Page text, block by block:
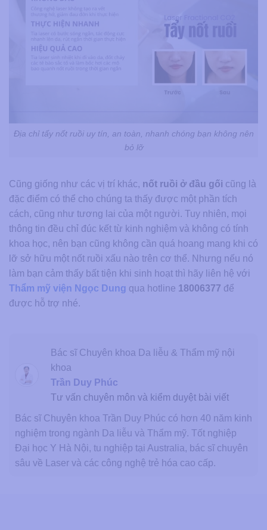
Địa chỉ tẩy nốt ruồi uy tín, an toàn, nhanh chóng bạn không nên
bỏ lỡ
Cũng giống như các vị trí khác, nốt ruồi ở đầu gối cũng là
đặc điểm có thể cho chúng ta thấy được một phần tích
cách, cũng như tương lai của một người. Tuy nhiên, mọi
thông tin đều chỉ đúc kết từ kinh nghiệm và không có tính
khoa học, nên bạn cũng không cần quá hoang mang khi có
lỡ sở hữu một nốt ruồi xấu nào trên cơ thể. Nhưng nếu nó
làm bạn cảm thấy bất tiện khi sinh hoạt thì hãy liên hệ với
Thẩm mỹ viện Ngọc Dung qua hotline 18006377 để
được hỗ trợ nhé.
Bác sĩ Chuyên khoa Da liễu & Thẩm mỹ nội
khoa
Trần Duy Phúc
Tư vấn chuyên môn và kiểm duyệt bài viết
Bác sĩ Chuyên khoa Trần Duy Phúc có hơn 40 năm kinh
nghiệm trong ngành Da liễu và Thẩm mỹ. Tốt nghiệp
Đại học Y Hà Nội, tu nghiệp tại Australia, bác sĩ chuyên
sâu về Laser và các công nghệ trẻ hóa cao cấp.